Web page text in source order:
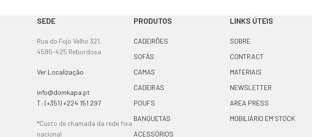
SEDE
Rua do Fojo Velho 321,
4585-425 Rebordosa
Ver Localização
info@domkapa.pt
T: (+351) +224 151 297
*Custo de chamada da rede fixa
nacional
PRODUTOS
CADEIRÕES
SOFÁS
CAMAS
CADEIRAS
POUFS
BANQUETAS
ACESSÓRIOS
LINKS ÚTEIS
SOBRE
CONTRACT
MATERIAIS
NEWSLETTER
AREA PRESS
MOBILIÁRIO EM STOCK